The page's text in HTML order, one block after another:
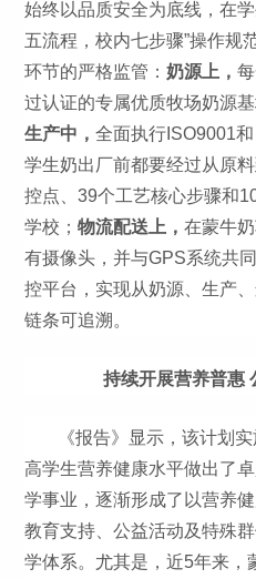
始终以品质安全为底线，在
五流程，校内七步骤”操作规
环节的严格监管：奶源上，
过认证的专属优质牧场奶源
生产中，全面执行ISO9001
学生奶出厂前都要经过从原
控点、39个工艺核心步骤和
学校；物流配送上，在蒙牛
有摄像头，并与GPS系统共
控平台，实现从奶源、生产
链条可追溯。
持续开展营养普惠
《报告》显示，该计划
高学生营养健康水平做出了
学事业，逐渐形成了以营养
教育支持、公益活动及特殊
学体系。尤其是，近5年来，